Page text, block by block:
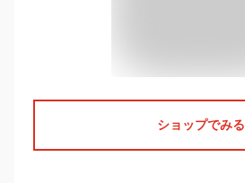
ショップでみる